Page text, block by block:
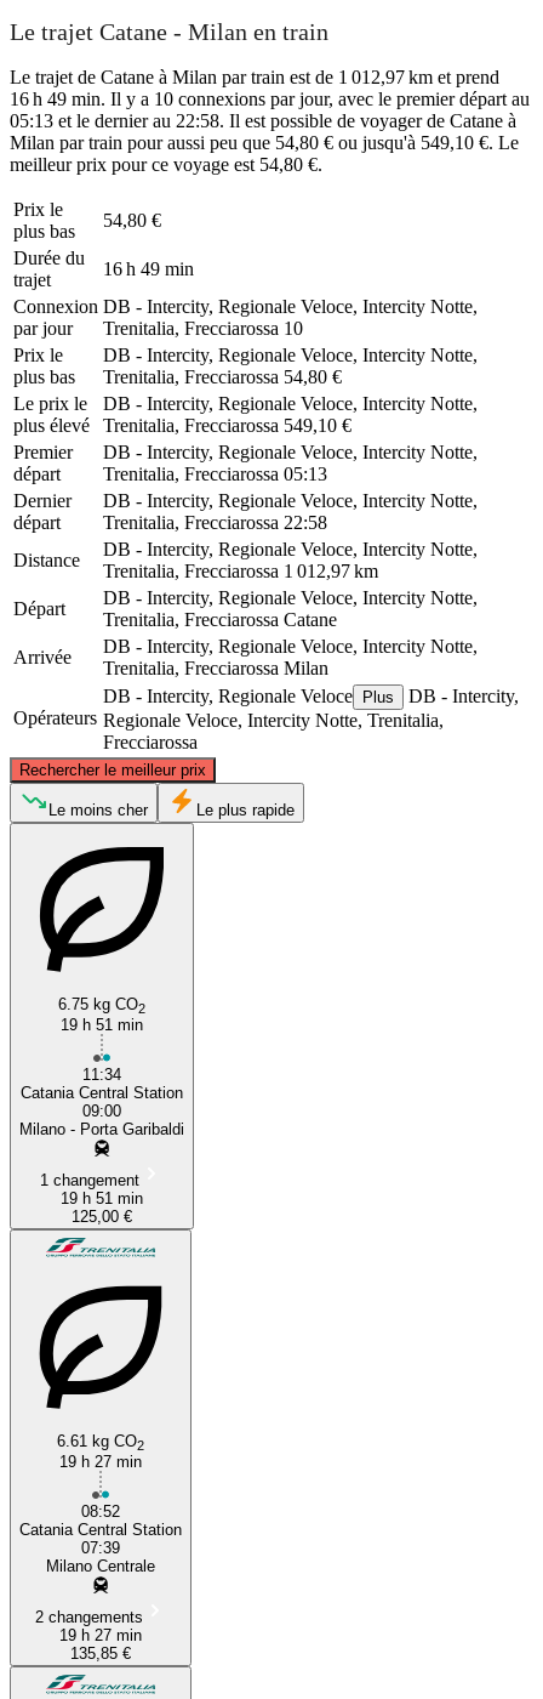
Le trajet Catane - Milan en train
Le trajet de Catane à Milan par train est de 1 012,97 km et prend
16 h 49 min. Il y a 10 connexions par jour, avec le premier départ au
05:13 et le dernier au 22:58. Il est possible de voyager de Catane à
Milan par train pour aussi peu que 54,80 € ou jusqu'à 549,10 €. Le
meilleur prix pour ce voyage est 54,80 €.
Prix ​​le
plus bas
54,80 €
Durée du
trajet
16 h 49 min
Connexion
par jour
DB - Intercity, Regionale Veloce, Intercity Notte,
Trenitalia, Frecciarossa 10
Prix ​​le
plus bas
DB - Intercity, Regionale Veloce, Intercity Notte,
Trenitalia, Frecciarossa 54,80 €
Le prix le
plus élevé
DB - Intercity, Regionale Veloce, Intercity Notte,
Trenitalia, Frecciarossa 549,10 €
Premier
départ
DB - Intercity, Regionale Veloce, Intercity Notte,
Trenitalia, Frecciarossa 05:13
Dernier
départ
DB - Intercity, Regionale Veloce, Intercity Notte,
Trenitalia, Frecciarossa 22:58
Distance
DB - Intercity, Regionale Veloce, Intercity Notte,
Trenitalia, Frecciarossa 1 012,97 km
Départ
DB - Intercity, Regionale Veloce, Intercity Notte,
Trenitalia, Frecciarossa Catane
Arrivée
DB - Intercity, Regionale Veloce, Intercity Notte,
Trenitalia, Frecciarossa Milan
Opérateurs
DB - Intercity, Regionale Veloce Plus
DB - Intercity,
Regionale Veloce, Intercity Notte, Trenitalia,
Frecciarossa
Rechercher le meilleur prix
Milan
Le moins cher Le plus rapide
6.75 kg CO2
19 h 51 min
11:34
Catania Central Station
09:00
Milano - Porta Garibaldi
1 changement
19 h 51 min
125,00 €
6.61 kg CO2
19 h 27 min
08:52
Catania Central Station
07:39
Milano Centrale
2 changements
19 h 27 min
135,85 €